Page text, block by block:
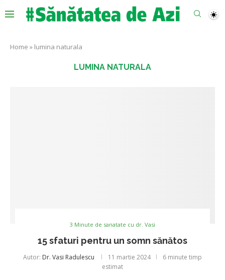
Home » lumina naturala
LUMINA NATURALA
3 Minute de sanatate cu dr. Vasi
15 sfaturi pentru un somn sănătos
Autor: Dr. Vasi Radulescu 11 martie 2024
6 minute timp
estimat